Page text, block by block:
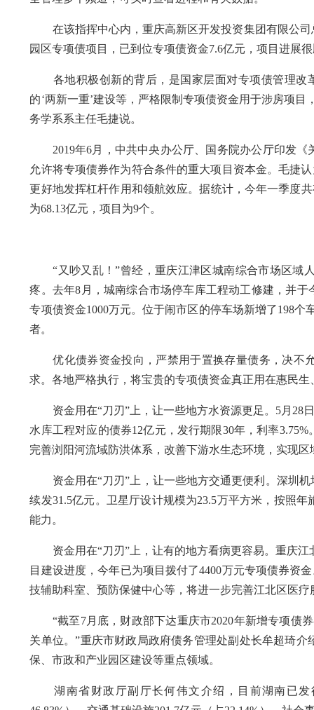
在该指挥中心内，重庆高新区开发投资集团有限公司
园区专项债项目，已到位专项债资金7.6亿元，项目进展
各地积极创新的背后，是国家层面对专项债管理改
的‘两新一重’建设等，严格限制专项债资金用于涉房项
务学系系主任毛捷说。
2019年6月，中共中央办公厅、国务院办公厅印发《
允许将专项债券作为符合条件的重大项目资本金。毛捷
更好地发挥杠杆作用和领航效应。据统计，今年一季度
为68.13亿元，项目为9个。
“又吵又乱！”曾经，重庆江津区城南综合市场区域
疼。去年8月，城南综合市场停车库工程动工修建，并
专项债资金1000万元。位于闹市区的停车场新增了198
者。
优化债券资金投向，严禁用于置换存量债务，决不
求。各地严格执行，将宝贵的专项债资金真正用在惠民
资金用在“刀刃”上，让一些地方水资源更足。5月28
水库工程对应的债券12亿元，发行期限30年，利率
完善浏阳河流域防洪体系，改善下游水生态环境，实现区
资金用在“刀刃”上，让一些地方交通更便利。深圳机
续发31.5亿元。卫星厅设计规模为23.5万平方米，按照
能力。
资金用在“刀刃”上，让有的地方看病更容易。重庆江
目建设进度，今年已为项目拨付了4400万元专项债券资
技辅助科室、预防保健中心等，将进一步完善江北区医
“截至7月底，财政部下达重庆市2020年新增专项债券
关单位。”重庆市财政局政府债务管理处副处长牟超琦
保、市政和产业园区建设等重点领域。
湖南省财政厅副厅长何伟文介绍，目前湖南已发